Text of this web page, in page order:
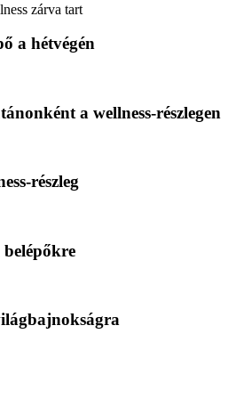
a hétvégén
a wellness-részlegen
részleg